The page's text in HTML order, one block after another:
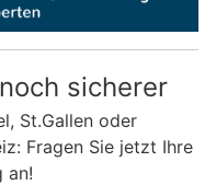
sicherer
St.Gallen oder
Fragen Sie jetzt Ihre
an!